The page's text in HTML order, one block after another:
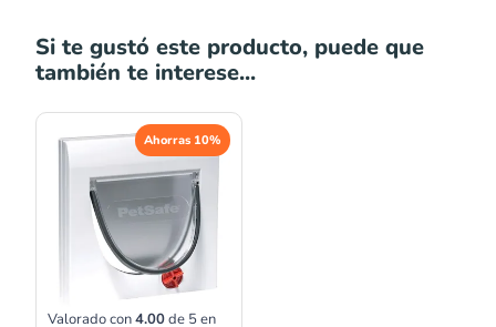
Si te gustó este producto, puede que
también te interese...
Ahorras 10%
Valorado con4.00de 5 en
precio
original
S/183.00.
El
precio
actual
es:
S/164.70.